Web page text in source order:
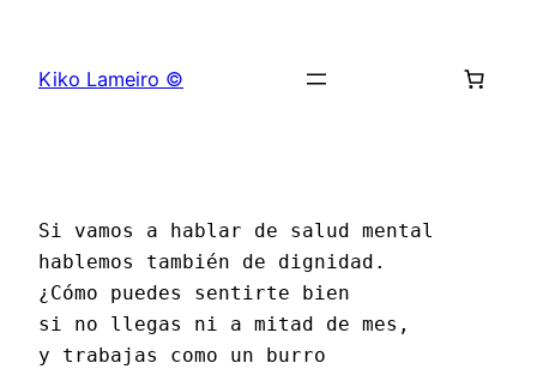
contenido
Kiko Lameiro ©
Si vamos a hablar de salud mental
hablemos también de dignidad.
¿Cómo puedes sentirte bien
si no llegas ni a mitad de mes,
y trabajas como un burro